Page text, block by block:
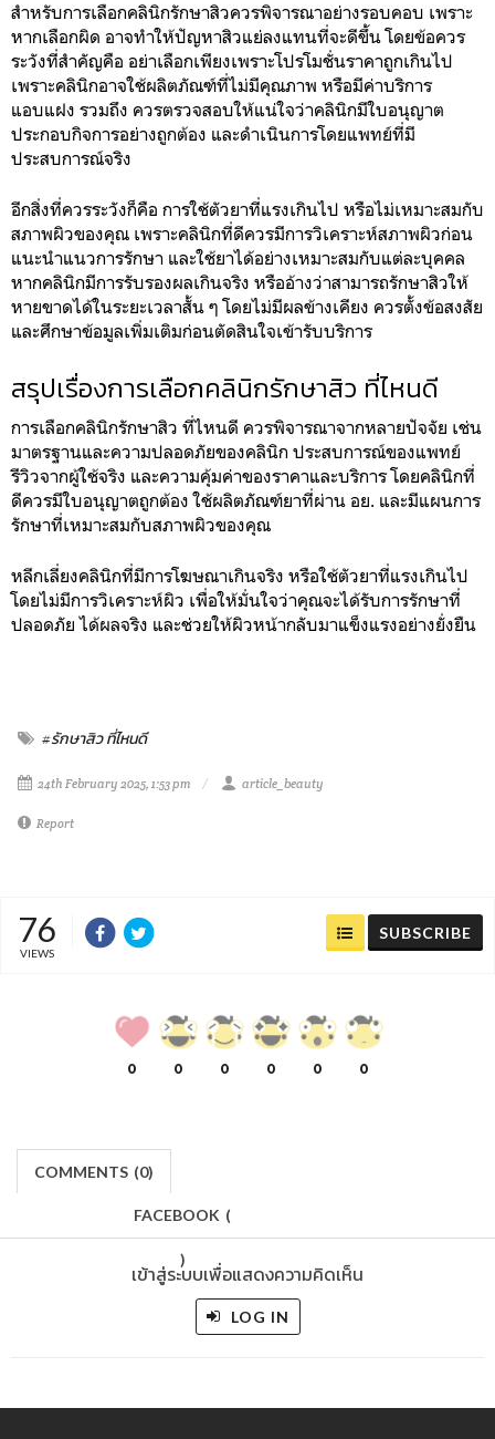
สำหรับการเลือกคลินิกรักษาสิวควรพิจารณาอย่างรอบคอบ เพราะ
หากเลือกผิด อาจทำให้ปัญหาสิวแย่ลงแทนที่จะดีขึ้น โดยข้อควร
ระวังที่สำคัญคือ อย่าเลือกเพียงเพราะโปรโมชั่นราคาถูกเกินไป
เพราะคลินิกอาจใช้ผลิตภัณฑ์ที่ไม่มีคุณภาพ หรือมีค่าบริการ
แอบแฝง รวมถึง ควรตรวจสอบให้แน่ใจว่าคลินิกมีใบอนุญาต
ประกอบกิจการอย่างถูกต้อง และดำเนินการโดยแพทย์ที่มี
ประสบการณ์จริง
อีกสิ่งที่ควรระวังก็คือ การใช้ตัวยาที่แรงเกินไป หรือไม่เหมาะสมกับ
สภาพผิวของคุณ เพราะคลินิกที่ดีควรมีการวิเคราะห์สภาพผิวก่อน
แนะนำแนวการรักษา และใช้ยาได้อย่างเหมาะสมกับแต่ละบุคคล
หากคลินิกมีการรับรองผลเกินจริง หรืออ้างว่าสามารถรักษาสิวให้
หายขาดได้ในระยะเวลาสั้น ๆ โดยไม่มีผลข้างเคียง ควรตั้งข้อสงสัย
และศึกษาข้อมูลเพิ่มเติมก่อนตัดสินใจเข้ารับบริการ
สรุปเรื่องการเลือกคลินิกรักษาสิว ที่ไหนดี
การเลือกคลินิกรักษาสิว ที่ไหนดี ควรพิจารณาจากหลายปัจจัย เช่น
มาตรฐานและความปลอดภัยของคลินิก ประสบการณ์ของแพทย์
รีวิวจากผู้ใช้จริง และความคุ้มค่าของราคาและบริการ โดยคลินิกที่
ดีควรมีใบอนุญาตถูกต้อง ใช้ผลิตภัณฑ์ยาที่ผ่าน อย. และมีแผนการ
รักษาที่เหมาะสมกับสภาพผิวของคุณ
หลีกเลี่ยงคลินิกที่มีการโฆษณาเกินจริง หรือใช้ตัวยาที่แรงเกินไป
โดยไม่มีการวิเคราะห์ผิว เพื่อให้มั่นใจว่าคุณจะได้รับการรักษาที่
ปลอดภัย ได้ผลจริง และช่วยให้ผิวหน้ากลับมาแข็งแรงอย่างยั่งยืน
#รักษาสิว ที่ไหนดี
24th February 2025, 1:53 pm article_beauty
Report
76
VIEWS
SUBSCRIBE
0 0 0 0 0 0
COMMENTS (0)
FACEBOOK (
)
เข้าสู่ระบบเพื่อแสดงความคิดเห็น
LOG IN